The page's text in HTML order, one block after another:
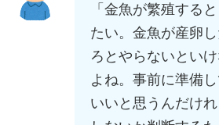
「金魚が繁殖する
たい。金魚が産卵
ろとやらないとい
よね。事前に準備
いいと思うんだけ